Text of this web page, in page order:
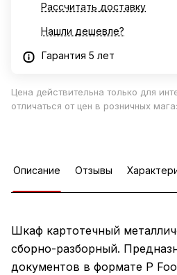
Рассчитать доставку
Нашли дешевле?
Гарантия 5 лет
Цена действительна только для
отличаться от цен в розничных
Описание Отзывы
Шкаф картотечный
сборно-разборный.
документов в формате P